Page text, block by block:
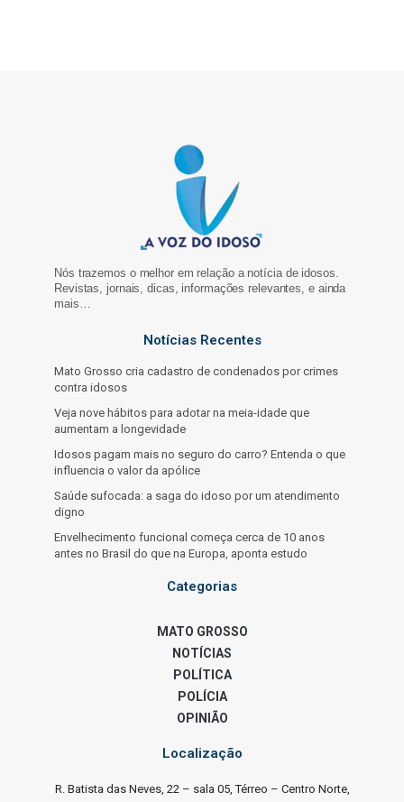
Nós trazemos o melhor em relação a notícia de idosos.
Revistas, jornais, dicas, informações relevantes, e ainda
mais…
Notícias Recentes
Mato Grosso cria cadastro de condenados por crimes
contra idosos
Veja nove hábitos para adotar na meia-idade que
aumentam a longevidade
Idosos pagam mais no seguro do carro? Entenda o que
influencia o valor da apólice
Saúde sufocada: a saga do idoso por um atendimento
digno
Envelhecimento funcional começa cerca de 10 anos
antes no Brasil do que na Europa, aponta estudo
Categorias
MATO GROSSO
NOTÍCIAS
POLÍTICA
POLÍCIA
OPINIÃO
Localização
R. Batista das Neves, 22 – sala 05, Térreo – Centro Norte,